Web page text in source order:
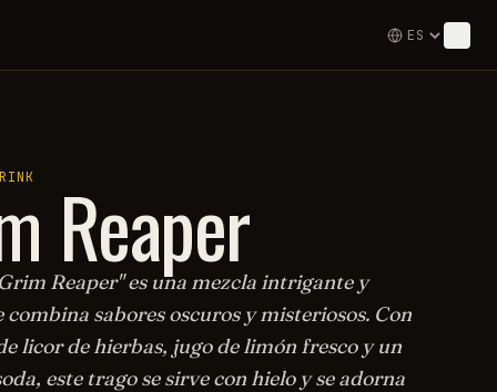
Reaper
Reaper" es una mezcla intrigante y
combina sabores oscuros y misteriosos. Con
licor de hierbas, jugo de limón fresco y un
este trago se sirve con hielo y se adorna